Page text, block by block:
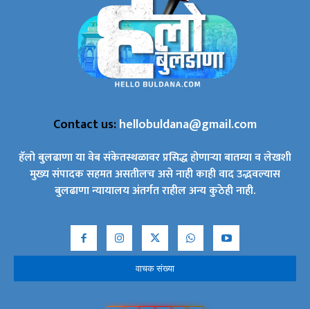
Contact us:hellobuldana@gmail.com
हॅलो बुलढाणा या वेब संकेतस्थळावर प्रसिद्ध होणाऱ्या बातम्या व लेखशी
मुख्य संपादक सहमत असतीलच असे नाही काही वाद उद्भवल्यास
बुलढाणा न्यायालय अंतर्गत राहील अन्य कुठेही नाही.
वाचक संख्या